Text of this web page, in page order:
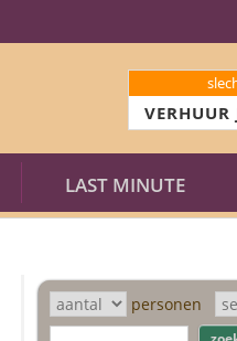
LAST MINUTE
personen